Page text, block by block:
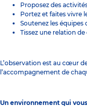
Proposez des
Portez et faites vivre
Soutenez les équipes
Tissez une relation
L’observation est au cœur
l’accompagnement de
Un environnement qui